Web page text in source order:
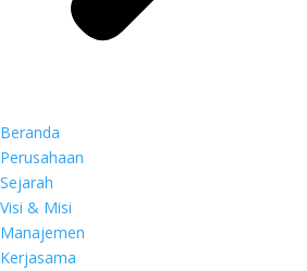
Beranda
Perusahaan
Sejarah
Visi & Misi
Manajemen
Kerjasama